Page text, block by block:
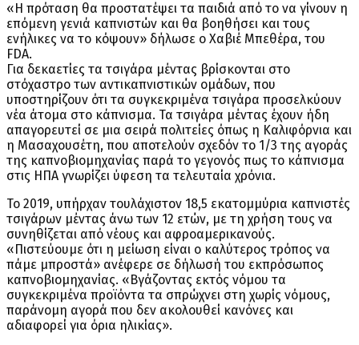
«Η πρόταση θα προστατέψει τα παιδιά από το να γίνουν η
επόμενη γενιά καπνιστών και θα βοηθήσει και τους
ενήλικες να το κόψουν» δήλωσε ο Χαβιέ Μπεθέρα, του
FDA.
Για δεκαετίες τα τσιγάρα μέντας βρίσκονται στο
στόχαστρο των αντικαπνιστικών ομάδων, που
υποστηρίζουν ότι τα συγκεκριμένα τσιγάρα προσελκύουν
νέα άτομα στο κάπνισμα. Τα τσιγάρα μέντας έχουν ήδη
απαγορευτεί σε μια σειρά πολιτείες όπως η Καλιφόρνια και
η Μασαχουσέτη, που αποτελούν σχεδόν το 1/3 της αγοράς
της καπνοβιομηχανίας παρά το γεγονός πως το κάπνισμα
στις ΗΠΑ γνωρίζει ύφεση τα τελευταία χρόνια.
Το 2019, υπήρχαν τουλάχιστον 18,5 εκατομμύρια καπνιστές
τσιγάρων μέντας άνω των 12 ετών, με τη χρήση τους να
συνηθίζεται από νέους και αφροαμερικανούς.
«Πιστεύουμε ότι η μείωση είναι ο καλύτερος τρόπος να
πάμε μπροστά» ανέφερε σε δήλωσή του εκπρόσωπος
καπνοβιομηχανίας. «Βγάζοντας εκτός νόμου τα
συγκεκριμένα προϊόντα τα σπρώχνει στη χωρίς νόμους,
παράνομη αγορά που δεν ακολουθεί κανόνες και
αδιαφορεί για όρια ηλικίας».